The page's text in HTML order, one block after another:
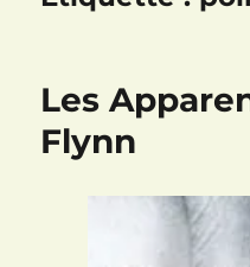
Les
Flynn